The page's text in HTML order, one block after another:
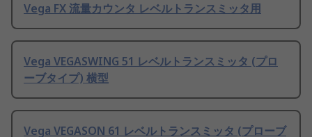
Vega FX 流量カウンタ レベルトランスミッタ用
Vega VEGASWING 51 レベルトランスミッタ (プロ
ーブタイプ) 横型
Vega VEGASON 61 レベルトランスミッタ (プローブ